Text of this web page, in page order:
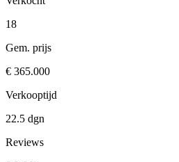
18
Gem. prijs
€ 365.000
Verkooptijd
22.5 dgn
Reviews